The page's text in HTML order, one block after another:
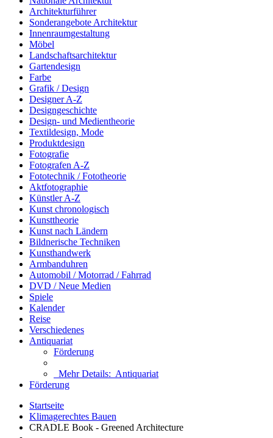
Architekturführer
Sonderangebote Architektur
Innenraumgestaltung
Möbel
Landschaftsarchitektur
Gartendesign
Farbe
Grafik / Design
Designer A-Z
Designgeschichte
Design- und Medientheorie
Textildesign, Mode
Produktdesign
Fotografie
Fotografen A-Z
Fototechnik / Fototheorie
Aktfotographie
Künstler A-Z
Kunst chronologisch
Kunsttheorie
Kunst nach Ländern
Bildnerische Techniken
Kunsthandwerk
Armbanduhren
Automobil / Motorrad / Fahrrad
DVD / Neue Medien
Spiele
Kalender
Reise
Verschiedenes
Antiquariat
Förderung
Mehr Details: Antiquariat
Förderung
Startseite
Klimagerechtes Bauen
CRADLE Book - Greened Architecture